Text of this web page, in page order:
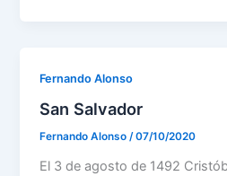
Fernando Alonso
San Salvador
Fernando Alonso/07/10/2020
El 3 de agosto de 1492